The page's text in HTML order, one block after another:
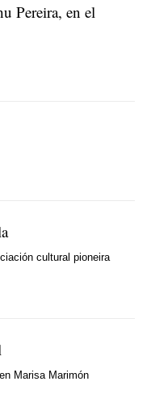
Pereira, en el
cultural pioneira
Marisa Marimón